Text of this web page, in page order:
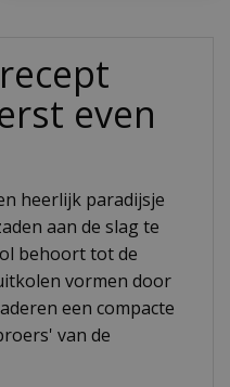
even
heerlijk paradijsje
aan de slag te
behoort tot de
vormen door
een compacte
van de